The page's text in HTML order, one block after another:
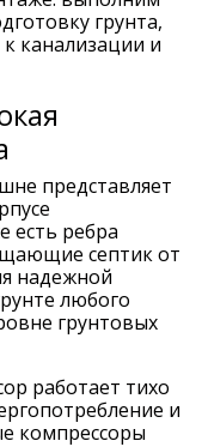
грунта,
канализации и
представляет
есть ребра
септик от
надежной
любого
грунтовых
работает тихо
и
компрессоры